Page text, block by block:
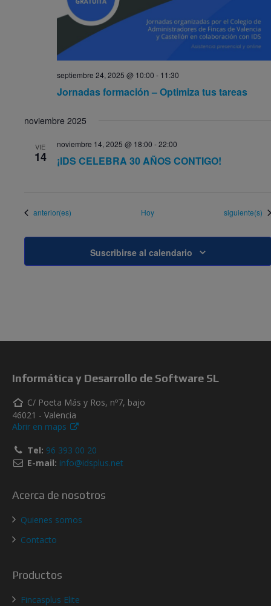
septiembre 24, 2025 @ 10:00 - 11:30
Jornadas formación – Optimiza tus tareas
noviembre 2025
VIE
14
noviembre 14, 2025 @ 18:00 -22:00
¡IDS CELEBRA 30 AÑOS CONTIGO!
Eventos
anterior(es) Hoy Eventos
siguiente(s)
Suscribirse al calendario
Informática y Desarrollo de Software SL
C/ Poeta Más y Ros, nº7, bajo
46021 - Valencia
Abrir en maps
Tel: 96 393 00 20
E-mail: info@idsplus.net
Acerca de nosotros
Quienes somos
Contacto
Productos
Fincasplus Elite